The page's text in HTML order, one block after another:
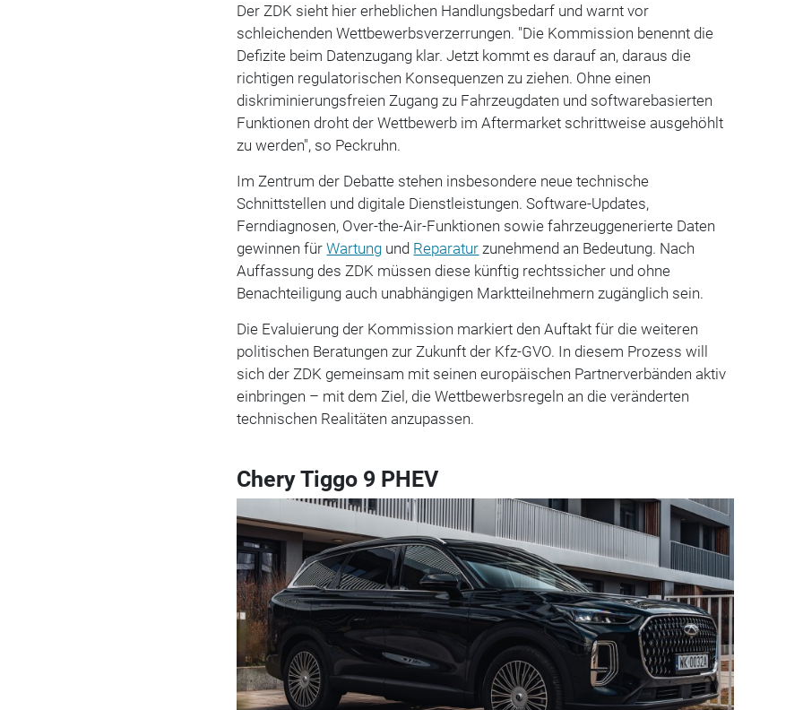
Der ZDK sieht hier erheblichen Handlungsbedarf und warnt vor
schleichenden Wettbewerbsverzerrungen. "Die Kommission benennt die
Defizite beim Datenzugang klar. Jetzt kommt es darauf an, daraus die
richtigen regulatorischen Konsequenzen zu ziehen. Ohne einen
diskriminierungsfreien Zugang zu Fahrzeugdaten und softwarebasierten
Funktionen droht der Wettbewerb im Aftermarket schrittweise ausgehöhlt
zu werden", so Peckruhn.
Im Zentrum der Debatte stehen insbesondere neue technische
Schnittstellen und digitale Dienstleistungen. Software-Updates,
Ferndiagnosen, Over-the-Air-Funktionen sowie fahrzeuggenerierte Daten
gewinnen fürWartung und Reparatur zunehmend an Bedeutung. Nach
Auffassung des ZDK müssen diese künftig rechtssicher und ohne
Benachteiligung auch unabhängigen Marktteilnehmern zugänglich sein.
Die Evaluierung der Kommission markiert den Auftakt für die weiteren
politischen Beratungen zur Zukunft der Kfz-GVO. In diesem Prozess will
sich der ZDK gemeinsam mit seinen europäischen Partnerverbänden aktiv
einbringen – mit dem Ziel, die Wettbewerbsregeln an die veränderten
technischen Realitäten anzupassen.
Chery Tiggo 9 PHEV